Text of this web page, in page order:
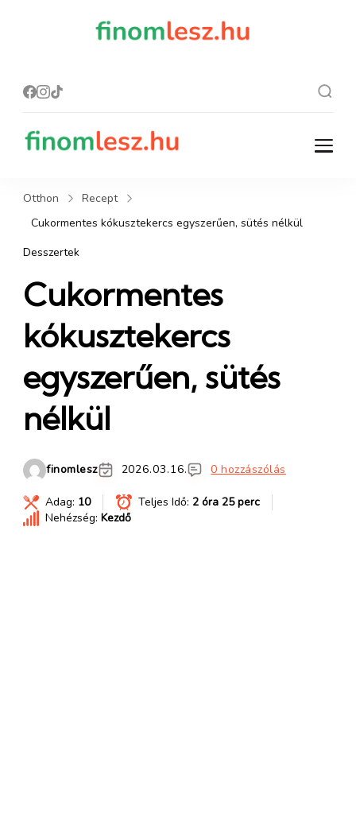
finomlesz.hu
Recept, ami finom lesz.
Otthon
Recept
Cukormentes kókusztekercs egyszerűen, sütés nélkül
Desszertek
Cukormentes
kókusztekercs
egyszerűen, sütés
nélkül
finomlesz 2026.03.16. 0 hozzászólás
Adag: 10 Teljes Idő: 2 óra 25 perc
Nehézség: Kezdő